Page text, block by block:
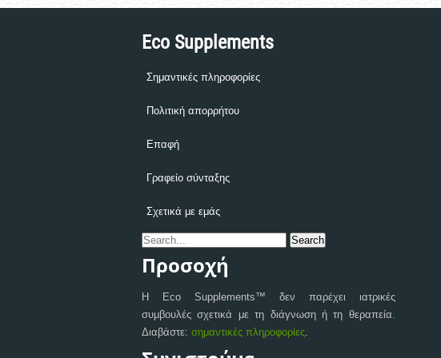
Eco Supplements
Σημαντικές πληροφορίες
Πολιτική απορρήτου
Επαφή
Γραφείο σύνταξης
Σχετικά με εμάς
Προσοχή
Η Eco Supplements™ δεν παρέχει ιατρικές
συμβουλές σχετικά με τη διάγνωση ή τη θεραπεία.
Διαβάστε: σημαντικές πληροφορίες.